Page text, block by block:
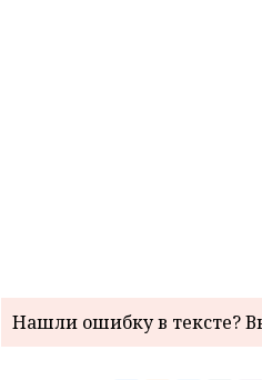
Нашли ошибку в тексте?